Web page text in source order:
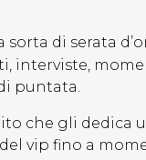
di serata
interviste,
puntata.
che gli dedica
vip fino a